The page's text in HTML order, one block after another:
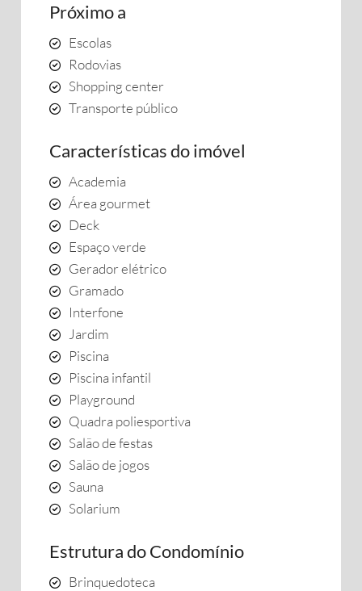
Próximo a
Escolas
Rodovias
Shopping center
Transporte público
Características do imóvel
Academia
Área gourmet
Deck
Espaço verde
Gerador elétrico
Gramado
Interfone
Jardim
Piscina
Piscina infantil
Playground
Quadra poliesportiva
Salão de festas
Salão de jogos
Sauna
Solarium
Estrutura do Condomínio
Brinquedoteca